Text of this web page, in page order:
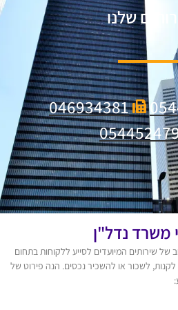
שלנו
046934381
משרד נדל"ן
של שירותים המיועדים לסייע ללקוחות בתחום
לקנות, לשכור או להשכיר נכסים. הנה פירוט של